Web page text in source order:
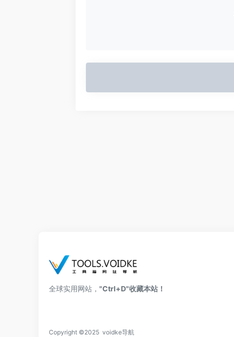
全球实用网站， "Ctrl+D"收藏本站！
Copyright ©2025 voidke导航